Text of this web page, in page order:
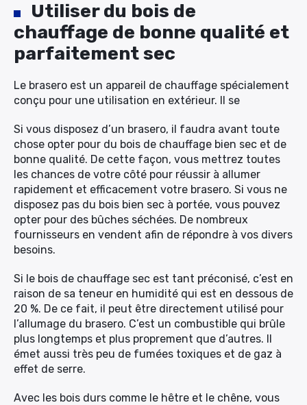
Utiliser du bois de
chauffage de bonne qualité et
parfaitement sec
Le brasero est un appareil de chauffage spécialement
conçu pour une utilisation en extérieur. Il se
Si vous disposez d’un brasero, il faudra avant toute
chose opter pour du bois de chauffage bien sec et de
bonne qualité. De cette façon, vous mettrez toutes
les chances de votre côté pour réussir à allumer
rapidement et efficacement votre brasero. Si vous ne
disposez pas du bois bien sec à portée, vous pouvez
opter pour des bûches séchées. De nombreux
fournisseurs en vendent afin de répondre à vos divers
besoins.
Si le bois de chauffage sec est tant préconisé, c’est en
raison de sa teneur en humidité qui est en dessous de
20 %. De ce fait, il peut être directement utilisé pour
l’allumage du brasero. C’est un combustible qui brûle
plus longtemps et plus proprement que d’autres. Il
émet aussi très peu de fumées toxiques et de gaz à
effet de serre.
Avec les bois durs comme le hêtre et le chêne, vous